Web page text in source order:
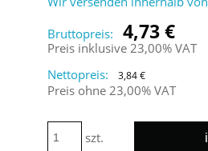
Bruttopreis:
4,73 €
Preis inklusive 23,00% VAT
Nettopreis:
3,84 €
Preis ohne 23,00% VAT
szt.